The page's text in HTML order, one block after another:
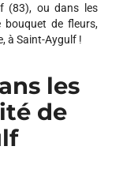
(83), ou dans les
bouquet de fleurs,
à Saint-Aygulf !
les
de